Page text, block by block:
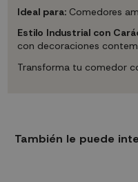
Ideal para:Comedores
Estilo Industrial con
con decoraciones
Transforma tu comedor
También le puede